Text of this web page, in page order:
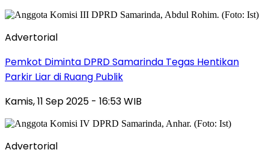
Advertorial
Pemkot Diminta DPRD Samarinda Tegas Hentikan
Parkir Liar di Ruang Publik
Kamis, 11 Sep 2025 - 16:53 WIB
Advertorial